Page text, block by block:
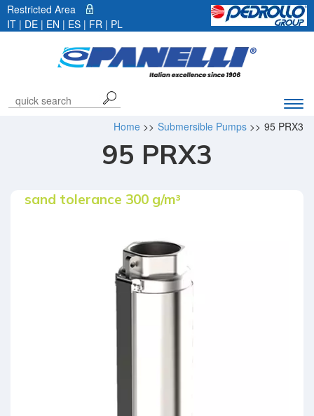
Restricted Area
IT | DE | EN | ES | FR | PL
bar
95 PRX3
Submersible Pumps >>
Home >>
95 PRX3
sand tolerance 300 g/m³